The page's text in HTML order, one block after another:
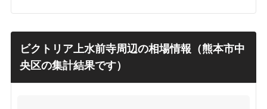
ビクトリア上水前寺周辺の相場情報（熊本市中
央区の集計結果です）